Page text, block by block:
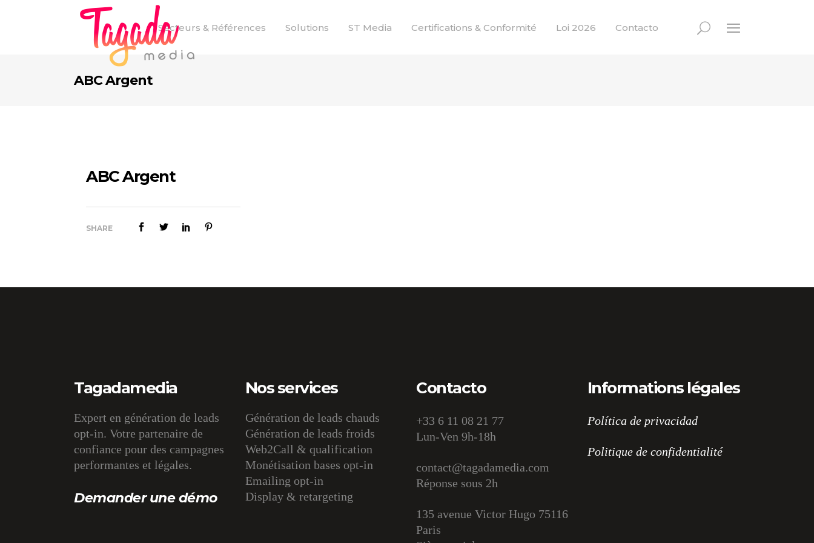
Secteurs & Références Solutions ST Media Certifications & Conformité Loi 2026 Contacto
ABC Argent
ABC Argent
SHARE
Tagadamedia
Expert en génération de leads
opt-in. Votre partenaire de
confiance pour des campagnes
performantes et légales.
Demander une démo
Nos services
Génération de leads chauds
Génération de leads froids
Web2Call & qualification
Monétisation bases opt-in
Emailing opt-in
Display & retargeting
Contacto
+33 6 11 08 21 77
Lun-Ven 9h-18h
contact@tagadamedia.com
Réponse sous 2h
135 avenue Victor Hugo 75116
Paris
Informations légales
Política de privacidad
Politique de confidentialité